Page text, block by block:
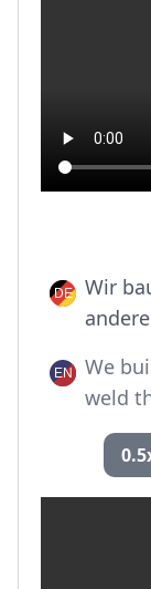
Wir
We
weld